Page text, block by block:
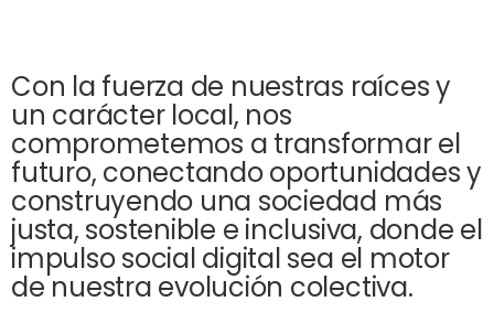
Con la fuerza de nuestras raíces y
un carácter local, nos
comprometemos a transformar el
futuro, conectando oportunidades y
construyendo una sociedad más
justa, sostenible e inclusiva, donde el
impulso social digital sea el motor
de nuestra evolución colectiva.